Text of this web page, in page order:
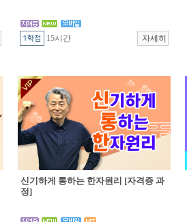
15시간
신기하게 통하는 한자원리 [자격증 과
정]